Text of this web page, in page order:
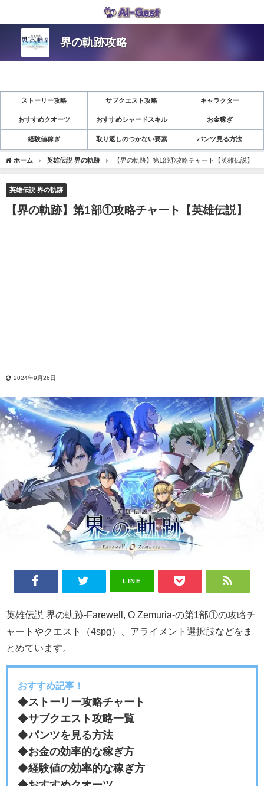
界の軌跡攻略
ストーリー攻略 サブクエスト攻略 キャラクター
おすすめクオーツ おすすめシャードスキル お金稼ぎ
経験値稼ぎ 取り返しのつかない要素 パンツ見る方法
ホーム 英雄伝説 界の軌跡 【界の軌跡】第1部①攻略チャート【英雄伝説】
英雄伝説 界の軌跡
【界の軌跡】第1部①攻略チャート【英雄伝説】
2024年9月26日
LINE
英雄伝説 界の軌跡-Farewell, O Zemuria-の第1部①の攻略チ
ャートやクエスト（4spg）、アライメント選択肢などをま
とめています。
おすすめ記事！
◆ストーリー攻略チャート
◆サブクエスト攻略一覧
◆パンツを見る方法
◆お金の効率的な稼ぎ方
◆経験値の効率的な稼ぎ方